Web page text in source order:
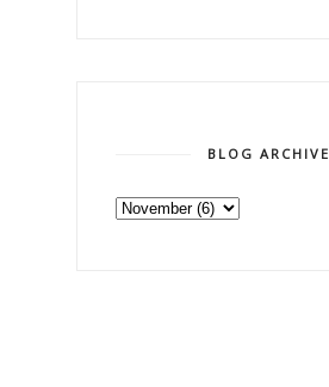
BLOG ARCHIVE